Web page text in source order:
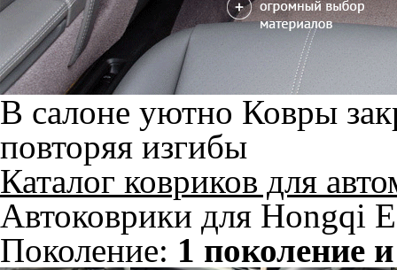
В салоне уютно Ковры
повторяя изгибы
Каталог ковриков для
Автоковрики для Hongqi
Поколение: 1 поколение